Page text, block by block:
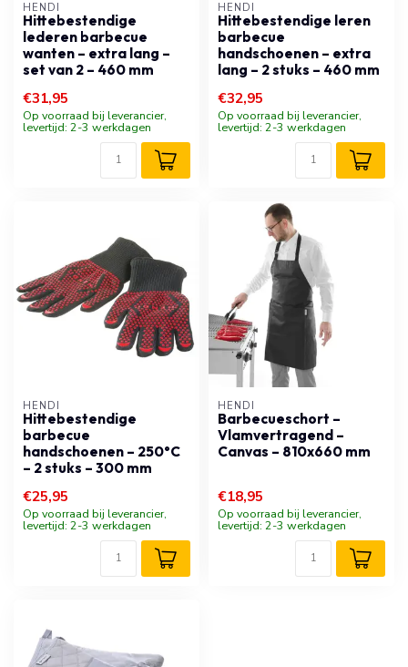
HENDI
Hittebestendige
lederen barbecue
wanten – extra lang –
set van 2 – 460 mm
€31,95
Op voorraad bij leverancier,
levertijd: 2-3 werkdagen
HENDI
Hittebestendige leren
barbecue
handschoenen – extra
lang – 2 stuks – 460 mm
€32,95
Op voorraad bij leverancier,
levertijd: 2-3 werkdagen
HENDI
Hittebestendige
barbecue
handschoenen – 250°C
– 2 stuks – 300 mm
€25,95
Op voorraad bij leverancier,
levertijd: 2-3 werkdagen
HENDI
Barbecueschort –
Vlamvertragend –
Canvas – 810x660 mm
€18,95
Op voorraad bij leverancier,
levertijd: 2-3 werkdagen